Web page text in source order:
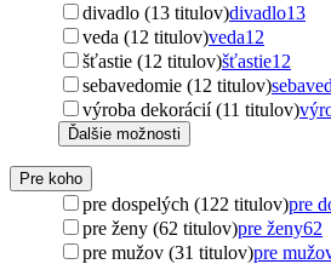
divadlo (13 titulov)divadlo13
veda (12 titulov)veda12
šťastie (12 titulov)šťastie12
sebavedomie (12 titulov)
výroba dekorácií (11 titulov)
Ďalšie možnosti
Pre koho
pre dospelých (122 titulov)pre
pre ženy (62 titulov)pre ženy62
pre mužov (31 titulov)pre